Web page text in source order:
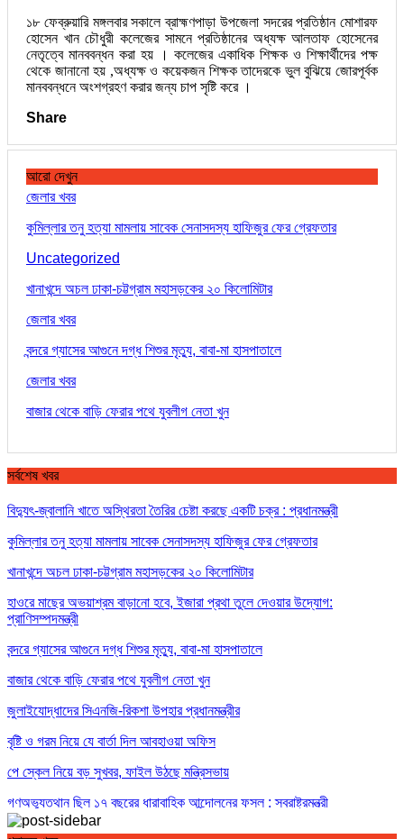
১৮ ফেব্রুয়ারি মঙ্গলবার সকালে ব্রাহ্মণপাড়া উপজেলা সদরের প্রতিষ্ঠান মোশারফ
হোসেন খান চৌধুরী কলেজের সামনে প্রতিষ্ঠানের অধ্যক্ষ আলতাফ হোসেনের
নেতৃত্বে মানববন্ধন করা হয় । কলেজের একাধিক শিক্ষক ও শিক্ষার্থীদের পক্ষ
থেকে জানানো হয় ,অধ্যক্ষ ও কয়েকজন শিক্ষক তাদেরকে ভুল বুঝিয়ে জোরপূর্বক
মানববন্ধনে অংশগ্রহণ করার জন্য চাপ সৃষ্টি করে ।
Share
আরো দেখুন
জেলার খবর
কুমিল্লার তনু হত্যা মামলায় সাবেক সেনাসদস্য হাফিজুর ফের গ্রেফতার
Uncategorized
খানাখন্দে অচল ঢাকা-চট্টগ্রাম মহাসড়কের ২০ কিলোমিটার
জেলার খবর
বন্দরে গ্যাসের আগুনে দগ্ধ শিশুর মৃত্যু, বাবা-মা হাসপাতালে
জেলার খবর
বাজার থেকে বাড়ি ফেরার পথে যুবলীগ নেতা খুন
সর্বশেষ খবর
বিদ্যুৎ-জ্বালানি খাতে অস্থিরতা তৈরির চেষ্টা করছে একটি চক্র : প্রধানমন্ত্রী
কুমিল্লার তনু হত্যা মামলায় সাবেক সেনাসদস্য হাফিজুর ফের গ্রেফতার
খানাখন্দে অচল ঢাকা-চট্টগ্রাম মহাসড়কের ২০ কিলোমিটার
হাওরে মাছের অভয়াশ্রম বাড়ানো হবে, ইজারা প্রথা তুলে দেওয়ার উদ্যোগ:
প্রাণিসম্পদমন্ত্রী
বন্দরে গ্যাসের আগুনে দগ্ধ শিশুর মৃত্যু, বাবা-মা হাসপাতালে
বাজার থেকে বাড়ি ফেরার পথে যুবলীগ নেতা খুন
জুলাইযোদ্ধাদের সিএনজি-রিকশা উপহার প্রধানমন্ত্রীর
বৃষ্টি ও গরম নিয়ে যে বার্তা দিল আবহাওয়া অফিস
পে স্কেল নিয়ে বড় সুখবর, ফাইল উঠছে মন্ত্রিসভায়
গণঅভ্যুত্থান ছিল ১৭ বছরের ধারাবাহিক আন্দোলনের ফসল : স্বরাষ্ট্রমন্ত্রী